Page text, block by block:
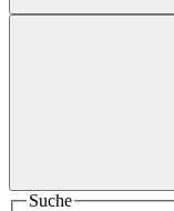
Suche